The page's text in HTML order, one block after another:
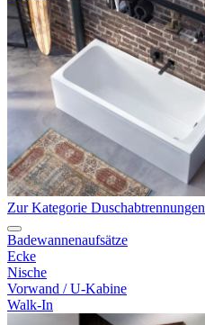
Zur Kategorie Duschabtrennungen
Badewannenaufsätze
Ecke
Nische
Vorwand / U-Kabine
Walk-In